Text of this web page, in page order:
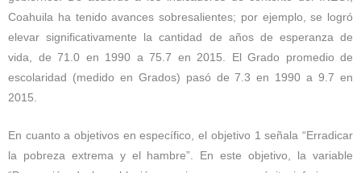
Coahuila ha tenido avances sobresalientes; por ejemplo, se logró
elevar significativamente la cantidad de años de esperanza de
vida, de 71.0 en 1990 a 75.7 en 2015. El Grado promedio de
escolaridad (medido en Grados) pasó de 7.3 en 1990 a 9.7 en
2015.
En cuanto a objetivos en específico, el objetivo 1 señala “Erradicar
la pobreza extrema y el hambre”. En este objetivo, la variable